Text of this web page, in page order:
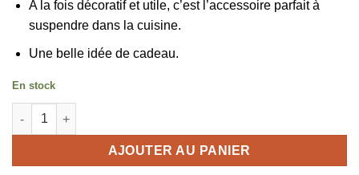
A la fois décoratif et utile, c’est l’accessoire parfait à
suspendre dans la cuisine.
Une belle idée de cadeau.
En stock
quantité de Torchon Happy Fruit
AJOUTER AU PANIER